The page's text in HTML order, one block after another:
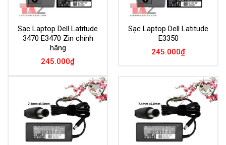
Sạc Laptop Dell Latitude
3470 E3470 Zin chính
hãng
245.000₫
Sạc Laptop Dell Latitude
E3350
245.000₫
Add to
Wishlist
Add to
Wishlist